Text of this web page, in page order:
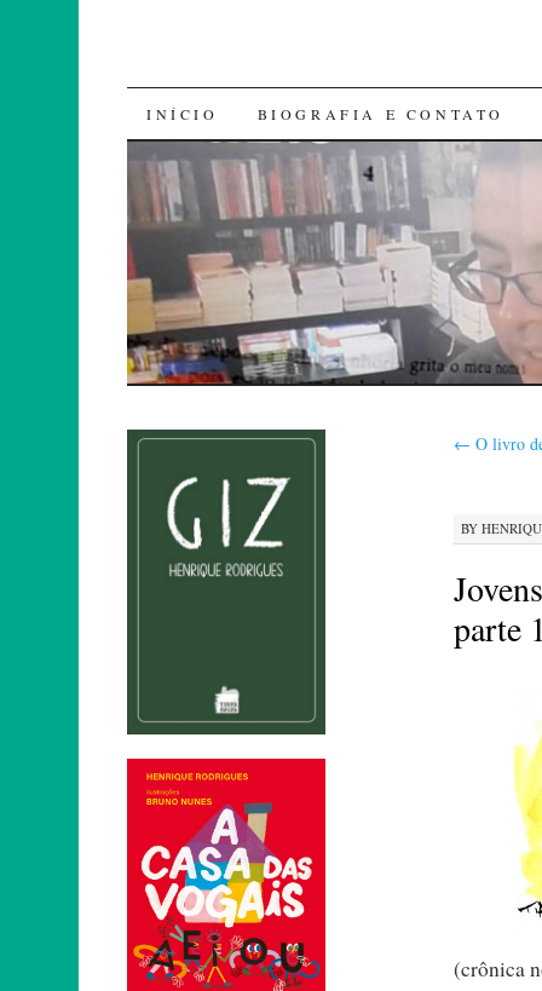
SKIP
TO
CONTENT
INÍCIO BIOGRAFIA E CONTATO
← O livro
BY
parte
(crônica